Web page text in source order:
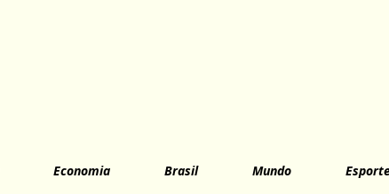
Economia Brasil Mundo